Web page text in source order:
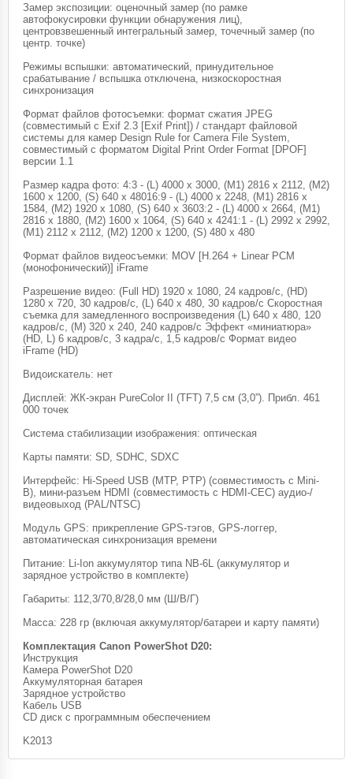
Замер экспозиции: оценочный замер (по рамке
автофокусировки функции обнаружения лиц),
центровзвешенный интегральный замер, точечный замер (по
центр. точке)
Режимы вспышки: автоматический, принудительное
срабатывание / вспышка отключена, низкоскоростная
синхронизация
Формат файлов фотосъемки: формат сжатия JPEG
(совместимый с Exif 2.3 [Exif Print]) / стандарт файловой
системы для камер Design Rule for Camera File System,
совместимый с форматом Digital Print Order Format [DPOF]
версии 1.1
Размер кадра фото: 4:3 - (L) 4000 x 3000, (M1) 2816 x 2112, (M2)
1600 x 1200, (S) 640 x 48016:9 - (L) 4000 x 2248, (M1) 2816 x
1584, (M2) 1920 x 1080, (S) 640 x 3603:2 - (L) 4000 x 2664, (M1)
2816 x 1880, (M2) 1600 x 1064, (S) 640 x 4241:1 - (L) 2992 x 2992,
(M1) 2112 x 2112, (M2) 1200 x 1200, (S) 480 x 480
Формат файлов видеосъемки: MOV [H.264 + Linear PCM
(монофонический)] iFrame
Разрешение видео: (Full HD) 1920 x 1080, 24 кадров/с, (HD)
1280 x 720, 30 кадров/с, (L) 640 x 480, 30 кадров/с Скоростная
съемка для замедленного воспроизведения (L) 640 x 480, 120
кадров/с, (M) 320 x 240, 240 кадров/с Эффект «миниатюра»
(HD, L) 6 кадров/с, 3 кадра/с, 1,5 кадров/с Формат видео
iFrame (HD)
Видоискатель: нет
Дисплей: ЖК-экран PureColor II (TFT) 7,5 см (3,0”). Прибл. 461
000 точек
Система стабилизации изображения: оптическая
Карты памяти: SD, SDHC, SDXC
Интерфейс: Hi-Speed USB (MTP, PTP) (совместимость с Mini-
B), мини-разъем HDMI (совместимость с HDMI-CEC) аудио-/
видеовыход (PAL/NTSC)
Модуль GPS: прикрепление GPS-тэгов, GPS-логгер,
автоматическая синхронизация времени
Питание: Li-Ion аккумулятор типа NB-6L (аккумулятор и
зарядное устройство в комплекте)
Габариты: 112,3/70,8/28,0 мм (Ш/В/Г)
Масса: 228 гр (включая аккумулятор/батареи и карту памяти)
Комплектация Canon PowerShot D20:
Инструкция
Камера PowerShot D20
Аккумуляторная батарея
Зарядное устройство
Кабель USB
CD диск с программным обеспечением
K2013